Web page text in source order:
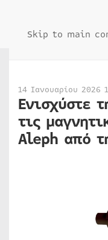
Skip to main
14 Ιανουαρίου 2026
Ενισχύστε
τις
Aleph από